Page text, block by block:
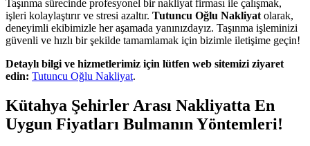
Taşınma sürecinde profesyonel bir nakliyat firması ile çalışmak,
işleri kolaylaştırır ve stresi azaltır. Tutuncu Oğlu Nakliyat olarak,
deneyimli ekibimizle her aşamada yanınızdayız. Taşınma işleminizi
güvenli ve hızlı bir şekilde tamamlamak için bizimle iletişime geçin!
Detaylı bilgi ve hizmetlerimiz için lütfen web sitemizi ziyaret
edin: Tutuncu Oğlu Nakliyat.
Kütahya Şehirler Arası Nakliyatta En
Uygun Fiyatları Bulmanın Yöntemleri!